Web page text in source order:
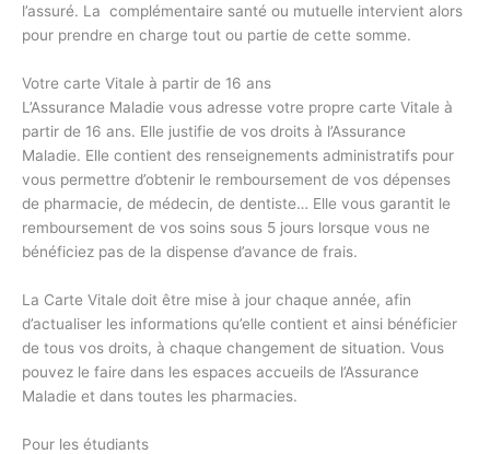
l’assuré. La complémentaire santé ou mutuelle intervient alors
pour prendre en charge tout ou partie de cette somme.
Votre carte Vitale à partir de 16 ans
L’Assurance Maladie vous adresse votre propre carte Vitale à
partir de 16 ans. Elle justifie de vos droits à l’Assurance
Maladie. Elle contient des renseignements administratifs pour
vous permettre d’obtenir le remboursement de vos dépenses
de pharmacie, de médecin, de dentiste… Elle vous garantit le
remboursement de vos soins sous 5 jours lorsque vous ne
bénéficiez pas de la dispense d’avance de frais.
La Carte Vitale doit être mise à jour chaque année, afin
d’actualiser les informations qu’elle contient et ainsi bénéficier
de tous vos droits, à chaque changement de situation. Vous
pouvez le faire dans les espaces accueils de l’Assurance
Maladie et dans toutes les pharmacies.
Pour les étudiants